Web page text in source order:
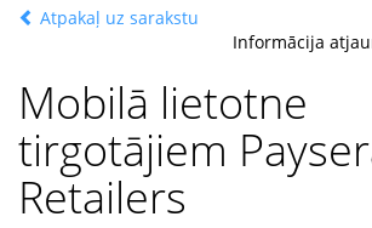
Atpakaļ uz sarakstu
Informācija
Mobilā lietotne
tirgotājiem
Retailers